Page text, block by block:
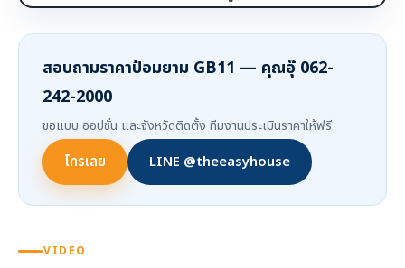
สอบถามราคาป้อมยาม GB11 — คุณอุ๊ 062-
242-2000
ขอแบบ ออปชั่น และจังหวัดติดตั้ง ทีมงานประเมินราคาให้ฟรี
โทรเลย LINE @theeasyhouse
VIDEO